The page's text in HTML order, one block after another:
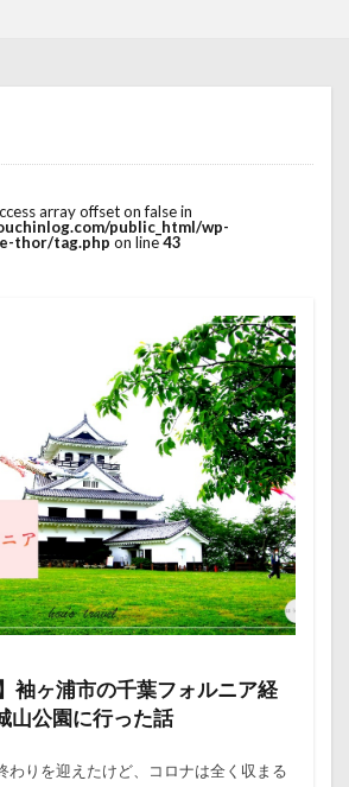
array offset on false in
public_html/wp-
thor/tag.php on line43
袖ヶ浦市の千葉フォルニア経
山公園に行った話
わりを迎えたけど、コロナは全く収まる